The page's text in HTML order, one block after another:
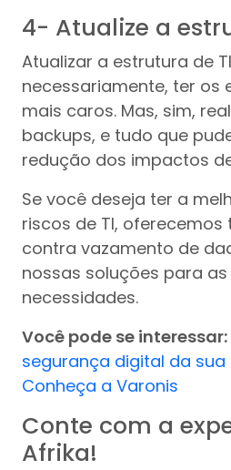
4- Atualize a
Atualizar a estrutura de
necessariamente, ter os
mais caros. Mas, sim,
backups, e tudo que
redução dos impactos
Se você deseja ter a
riscos de TI,
contra vazamento de
nossas soluções para as
necessidades.
Você pode se interessar:
segurança digital da sua
Conheça a Varonis
Conte com a
Afrika!